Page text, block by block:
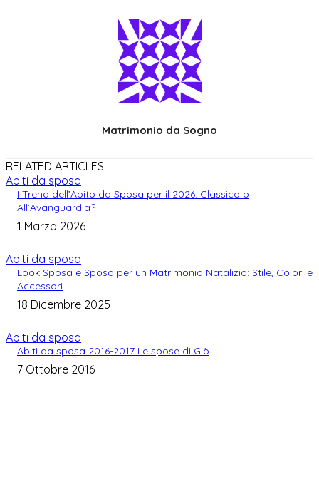
Matrimonio da Sogno
RELATED ARTICLES
Abiti da sposa
I Trend dell’Abito da Sposa per il 2026: Classico o
All’Avanguardia?
1 Marzo 2026
Abiti da sposa
Look Sposa e Sposo per un Matrimonio Natalizio: Stile, Colori e
Accessori
18 Dicembre 2025
Abiti da sposa
Abiti da sposa 2016-2017 Le spose di Giò
7 Ottobre 2016